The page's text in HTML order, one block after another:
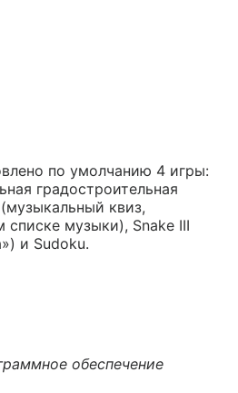
по умолчанию 4 игры:
градостроительная
квиз,
музыки), Snake III
и Sudoku.
обеспечение